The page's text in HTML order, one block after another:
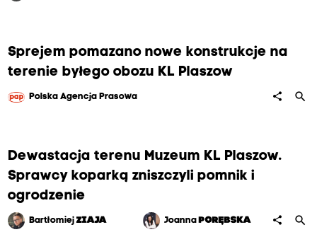
Sprejem pomazano nowe konstrukcje na
terenie byłego obozu KL Plaszow
Polska Agencja Prasowa share search
Dewastacja terenu Muzeum KL Plaszow.
Sprawcy koparką zniszczyli pomnik i
ogrodzenie
BartłomiejZIAJA Joanna PORĘBSKA share search